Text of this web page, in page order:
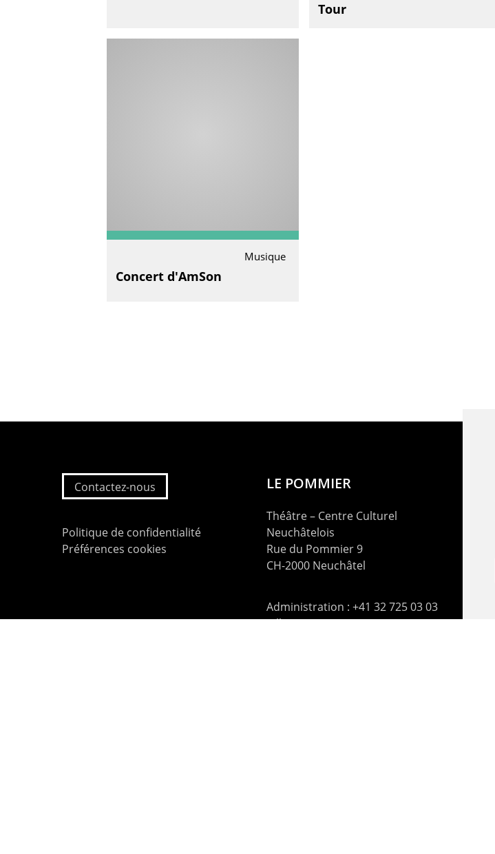
Tour
Musique
Concert d'AmSon
Contactez-nous
Politique de confidentialité
Préférences cookies
LE POMMIER
Théâtre – Centre Culturel
Neuchâtelois
Rue du Pommier 9
CH-2000 Neuchâtel
Administration : +41 32 725 03 03
Billetterie : +41 32 725 05 05